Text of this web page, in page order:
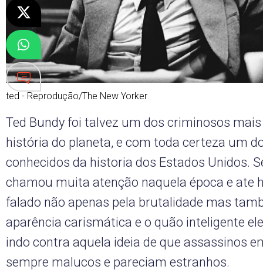
ted - Reprodução/The New Yorker
Ted Bundy foi talvez um dos criminosos
história do planeta, e com toda certeza um
conhecidos da historia dos Estados Unidos.
chamou muita atenção naquela época e ate
falado não apenas pela brutalidade mas
aparência carismática e o quão inteligente
indo contra aquela ideia de que assassinos
sempre malucos e pareciam estranhos.